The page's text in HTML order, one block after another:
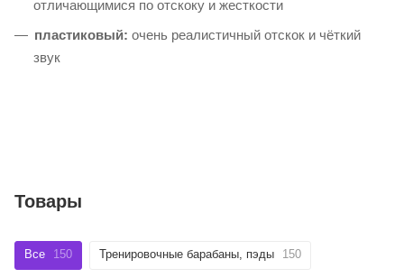
отличающимися по отскоку и жесткости
пластиковый: очень реалистичный отскок и чёткий
звук
Товары
Все 150 Тренировочные барабаны, пэды 150